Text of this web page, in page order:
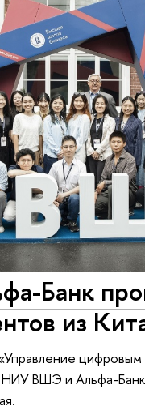
Банк
из
ВШЭ и Альфа-